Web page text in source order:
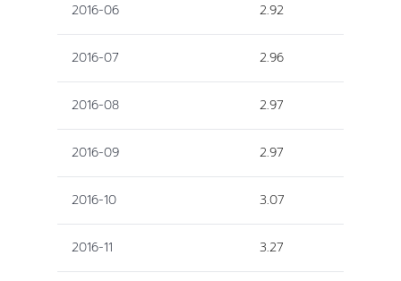
2016-06 2.92
2016-07 2.96
2016-08 2.97
2016-09 2.97
2016-10 3.07
2016-11 3.27